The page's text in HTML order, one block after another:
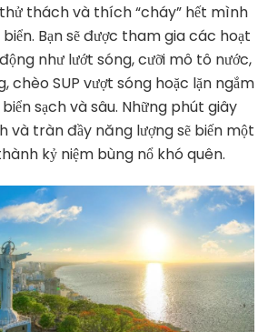
thách và thích “cháy” hết mình
Bạn sẽ được tham gia các hoạt
như lướt sóng, cưỡi mô tô nước,
chèo SUP vượt sóng hoặc lặn ngắm
sạch và sâu. Những phút giây
và tràn đầy năng lượng sẽ biến một
kỷ niệm bùng nổ khó quên.